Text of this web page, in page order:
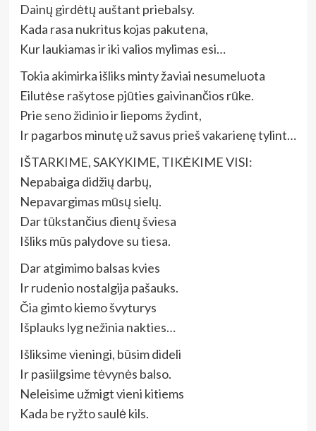
Dainų girdėtų auštant priebalsy.
Kada rasa nukritus kojas pakutena,
Kur laukiamas ir iki valios mylimas esi…
Tokia akimirka išliks minty žaviai nesumeluota
Eilutėse rašytose pjūties gaivinančios rūke.
Prie seno židinio ir liepoms žydint,
Ir pagarbos minutę už savus prieš vakarienę tylint…
IŠTARKIME, SAKYKIME, TIKĖKIME VISI:
Nepabaiga didžių darbų,
Nepavargimas mūsų sielų.
Dar tūkstančius dienų šviesa
Išliks mūs palydove su tiesa.
Dar atgimimo balsas kvies
Ir rudenio nostalgija pašauks.
Čia gimto kiemo švyturys
Išplauks lyg nežinia nakties…
Išliksime vieningi, būsim dideli
Ir pasiilgsime tėvynės balso.
Neleisime užmigt vieni kitiems
Kada be ryžto saulė kils.